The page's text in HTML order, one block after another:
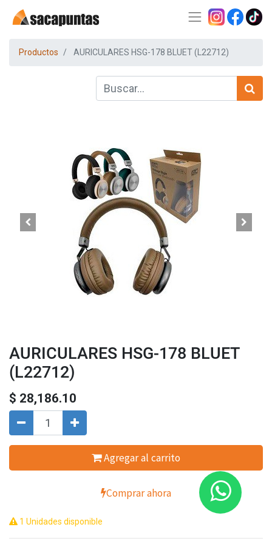
Productos AURICULARES HSG-178 BLUET (L22712)
AURICULARES HSG-178 BLUET
(L22712)
$ 28,186.10
Agregar al carrito
Comprar ahora
1 Unidades disponible